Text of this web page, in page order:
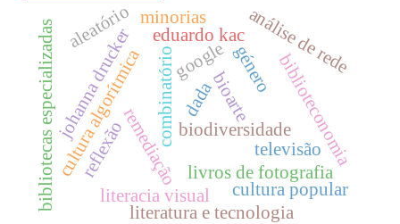
biodiversidade
bioarte
combinatório
remediação
google
cultura algorítmica
livros de fotografia
literacia visual
biblioteconomia
bibliotecas especializadasjohanna drucker eduardo kac
aleatório análise de rede
literatura e tecnologia
reflexão
género
dada
minorias
televisão
cultura popular